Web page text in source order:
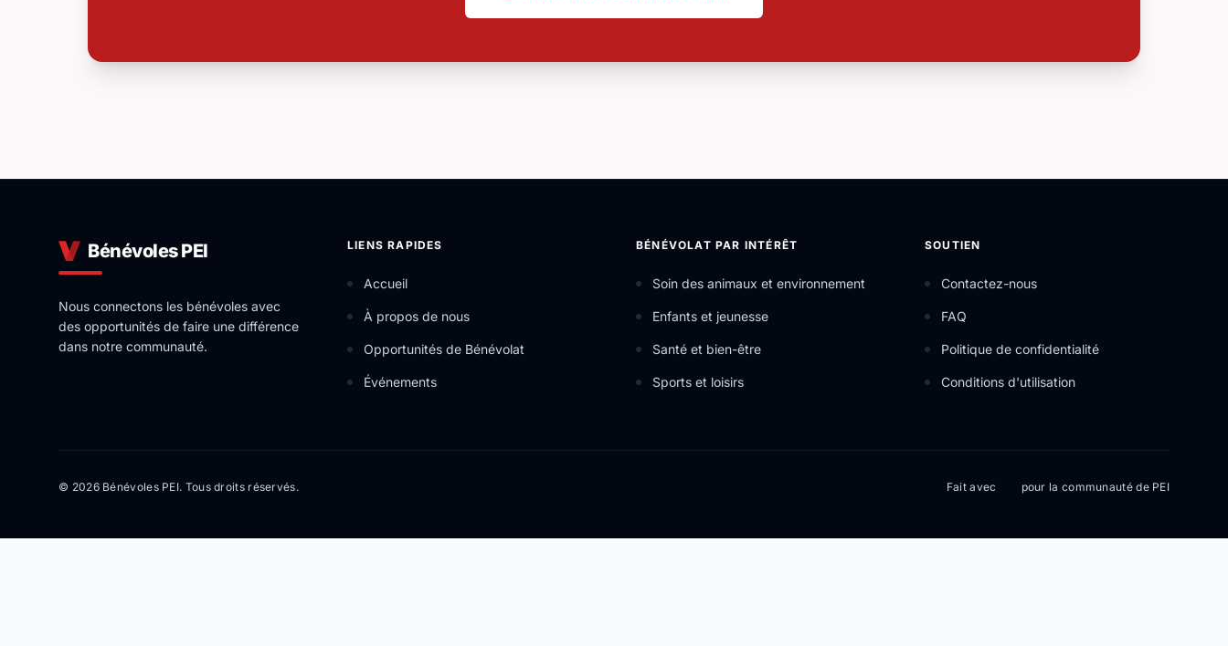
Bénévoles PEI
Nous connectons les bénévoles avec
des opportunités de faire une différence
dans notre communauté.
LIENS RAPIDES
Accueil
À propos de nous
Opportunités de Bénévolat
Événements
BÉNÉVOLAT PAR INTÉRÊT
Soin des animaux et environnement
Enfants et jeunesse
Santé et bien-être
Sports et loisirs
SOUTIEN
Contactez-nous
FAQ
Politique de confidentialité
Conditions d'utilisation
© 2026 Bénévoles PEI. Tous droits réservés. Fait avec pour la communauté de PEI